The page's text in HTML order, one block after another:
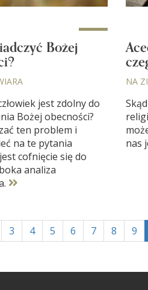
Bożej
jest zdolny do
Bożej obecności?
ten problem i
na te pytania
cofnięcie się do
analiza
NA
nas
3 4 5 6 7 8 9